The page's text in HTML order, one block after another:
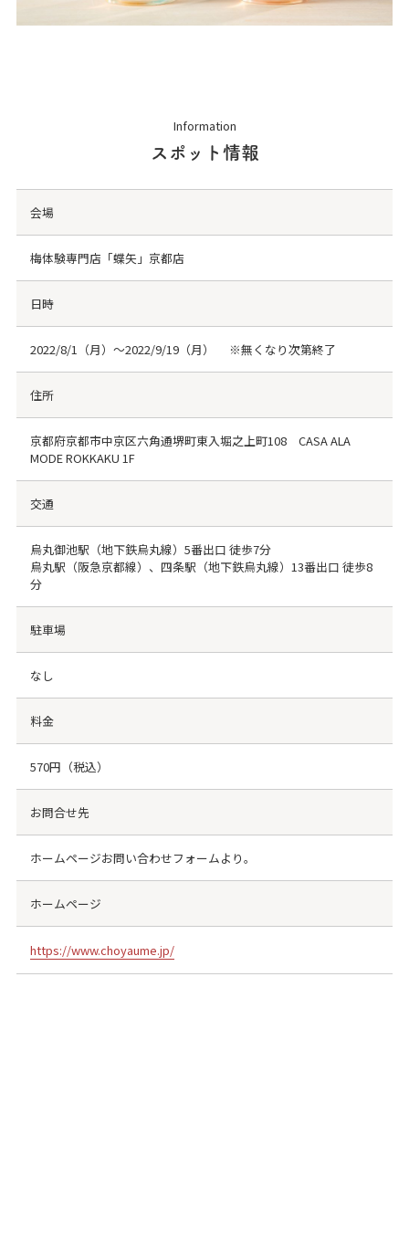
Information
スポット情報
会場
梅体験専門店「蝶矢」京都店
日時
2022/8/1（月）～2022/9/19（月） ※無くなり次第終了
住所
京都府京都市中京区六角通堺町東入堀之上町108 CASA ALA
MODE ROKKAKU 1F
交通
烏丸御池駅（地下鉄烏丸線）5番出口 徒歩7分
烏丸駅（阪急京都線）、四条駅（地下鉄烏丸線）13番出口 徒歩8
分
駐車場
なし
料金
570円（税込）
お問合せ先
ホームページお問い合わせフォームより。
ホームページ
https://www.choyaume.jp/